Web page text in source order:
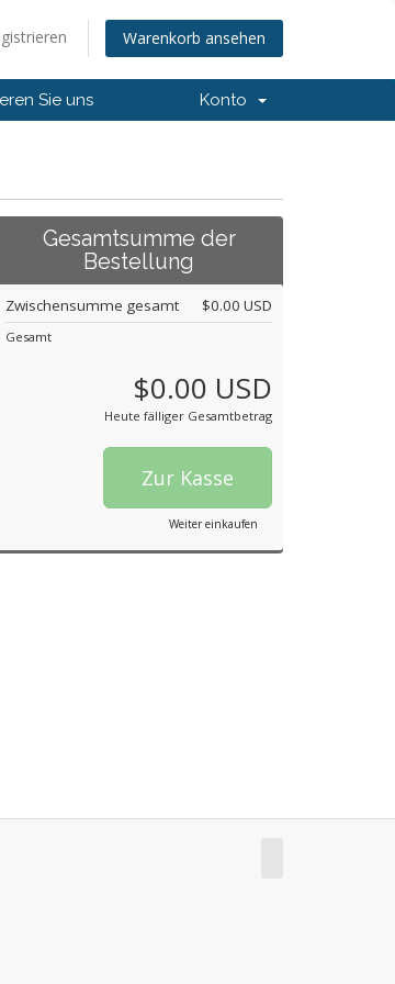
Warenkorb ansehen
Sie uns Konto
Gesamtsumme der
Bestellung
Zwischensumme gesamt $0.00 USD
Gesamt
$0.00 USD
Heute fälliger Gesamtbetrag
Zur Kasse
Weiter einkaufen